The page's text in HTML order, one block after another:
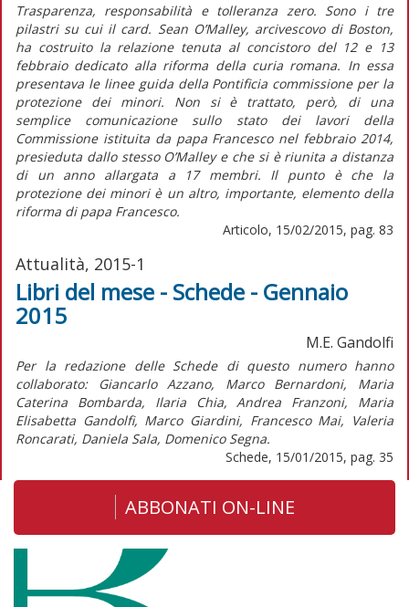
Trasparenza, responsabilità e tolleranza zero. Sono i tre
pilastri su cui il card. Sean O’Malley, arcivescovo di Boston,
ha costruito la relazione tenuta al concistoro del 12 e 13
febbraio dedicato alla riforma della curia romana. In essa
presentava le linee guida della Pontificia commissione per la
protezione dei minori. Non si è trattato, però, di una
semplice comunicazione sullo stato dei lavori della
Commissione istituita da papa Francesco nel febbraio 2014,
presieduta dallo stesso O’Malley e che si è riunita a distanza
di un anno allargata a 17 membri. Il punto è che la
protezione dei minori è un altro, importante, elemento della
riforma di papa Francesco.
Articolo, 15/02/2015, pag. 83
Attualità, 2015-1
Libri del mese - Schede - Gennaio
2015
M.E. Gandolfi
Per la redazione delle Schede di questo numero hanno
collaborato: Giancarlo Azzano, Marco Bernardoni, Maria
Caterina Bombarda, Ilaria Chia, Andrea Franzoni, Maria
Elisabetta Gandolfi, Marco Giardini, Francesco Mai, Valeria
Roncarati, Daniela Sala, Domenico Segna.
Schede, 15/01/2015, pag. 35
ABBONATI ON-LINE